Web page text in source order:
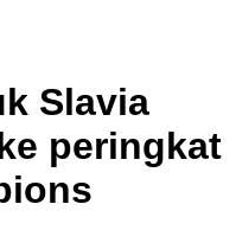
Slavia
peringkat